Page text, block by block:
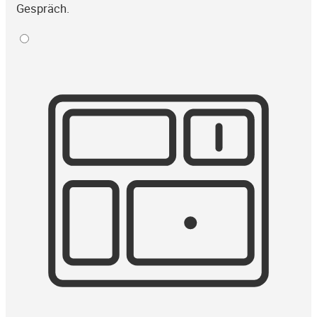
Gespräch.